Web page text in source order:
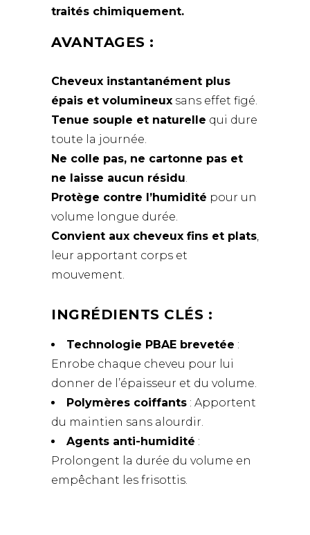
traités chimiquement.
AVANTAGES :
Cheveux instantanément plus
épais et volumineux sans effet figé.
Tenue souple et naturelle qui dure
toute la journée.
Ne colle pas, ne cartonne pas et
ne laisse aucun résidu.
Protège contre l’humidité pour un
volume longue durée.
Convient aux cheveux fins et plats,
leur apportant corps et
mouvement.
INGRÉDIENTS CLÉS :
Technologie PBAE brevetée :
Enrobe chaque cheveu pour lui
donner de l’épaisseur et du volume.
Polymères coiffants : Apportent
du maintien sans alourdir.
Agents anti-humidité :
Prolongent la durée du volume en
empêchant les frisottis.